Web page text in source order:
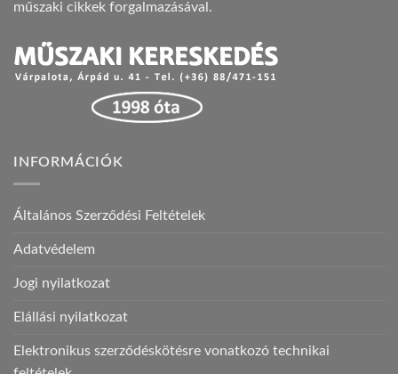
műszaki cikkek forgalmazásával.
INFORMÁCIÓK
Általános Szerződési Feltételek
Adatvédelem
Jogi nyilatkozat
Elállási nyilatkozat
Elektronikus szerződéskötésre vonatkozó technikai